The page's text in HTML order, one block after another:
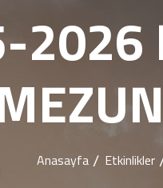
2026
Anasayfa Etkinlikler